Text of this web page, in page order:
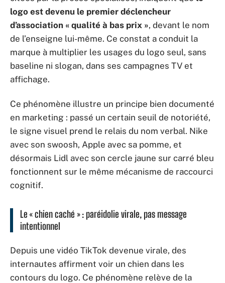
logo est devenu le premier déclencheur
d’association « qualité à bas prix », devant le nom
de l’enseigne lui-même. Ce constat a conduit la
marque à multiplier les usages du logo seul, sans
baseline ni slogan, dans ses campagnes TV et
affichage.
Ce phénomène illustre un principe bien documenté
en marketing : passé un certain seuil de notoriété,
le signe visuel prend le relais du nom verbal. Nike
avec son swoosh, Apple avec sa pomme, et
désormais Lidl avec son cercle jaune sur carré bleu
fonctionnent sur le même mécanisme de raccourci
cognitif.
Le « chien caché » : paréidolie virale, pas message
intentionnel
Depuis une vidéo TikTok devenue virale, des
internautes affirment voir un chien dans les
contours du logo. Ce phénomène relève de la